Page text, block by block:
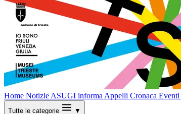
Home Notizie ASUGI informa Appelli Cronaca Eventi
Tutte le categorie ▼